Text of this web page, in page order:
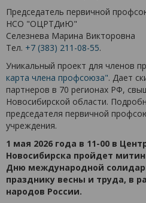
Председатель первичной
НСО "ОЦРТДиЮ"
Селезнева Марина Викторовна
Тел. +7 (383) 211-08-55.
Уникальный проект для членов
карта члена профсоюза". Дает
партнеров в 70 регионах РФ,
Новосибирской области.
председателя первичной
учреждения.
1 мая 2026 года в 11-00 в
Новосибирска пройдет
Дню международной
празднику весны и труда, в
народов России.